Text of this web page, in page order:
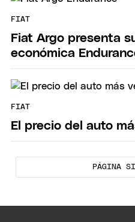
FIAT
Fiat Argo presenta
económica
FIAT
El precio del auto
PÁGINA